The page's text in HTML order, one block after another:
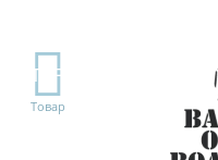
TOP
Товар